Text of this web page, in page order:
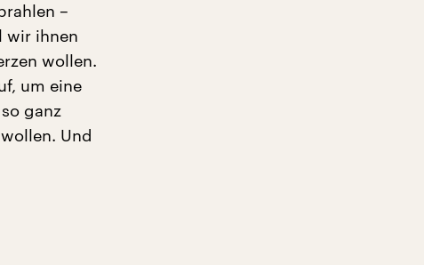
–
wir ihnen
wollen.
um eine
ganz
Und